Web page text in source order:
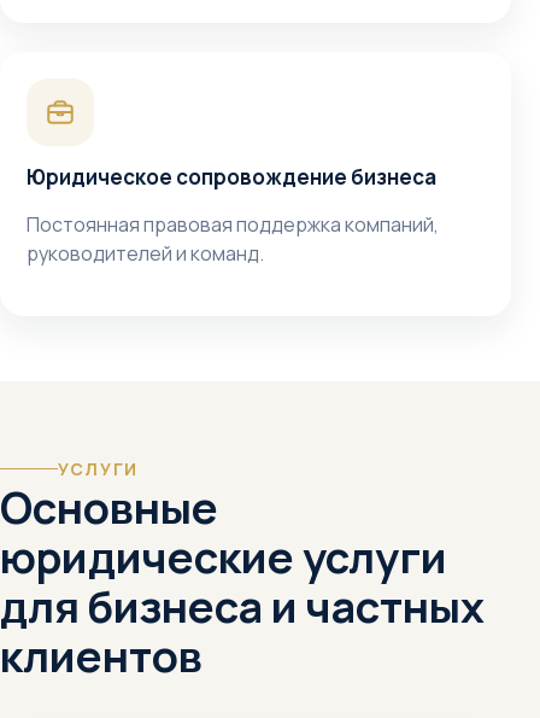
Юридическое сопровождение бизнеса
Постоянная правовая поддержка компаний,
руководителей и команд.
УСЛУГИ
Основные
юридические услуги
для бизнеса и частных
клиентов